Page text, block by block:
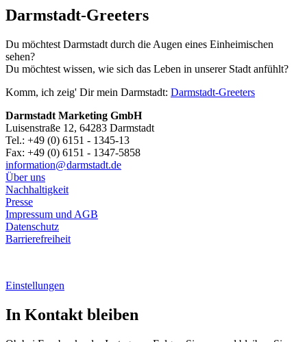
Darmstadt-Greeters
Du möchtest Darmstadt durch die Augen eines Einheimischen
sehen?
Du möchtest wissen, wie sich das Leben in unserer Stadt anfühlt?
Komm, ich zeig' Dir mein Darmstadt: Darmstadt-Greeters
Darmstadt Marketing GmbH
Luisenstraße 12, 64283 Darmstadt
Tel.: +49 (0) 6151 - 1345-13
Fax: +49 (0) 6151 - 1347-5858
information@darmstadt.de
Über uns
Nachhaltigkeit
Presse
Impressum und AGB
Datenschutz
Barrierefreiheit
Einstellungen
In Kontakt bleiben